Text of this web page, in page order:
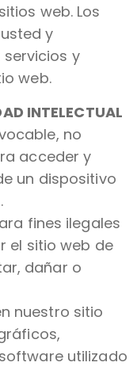
web. Los
y
y
web.
INTELECTUAL
no
acceder y
un dispositivo
fines ilegales
el sitio web de
dañar o
nuestro sitio
utilizado